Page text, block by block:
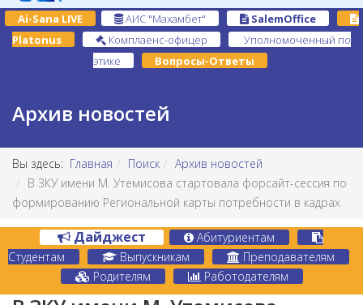
Ai-Sana LIVE АИС "Махамбет"
SalemOffice
Platonus
Комплаенс-офицер
Уполномоченный по
этике
Вопросы-Ответы
Архив новостей
Вы здесь: Главная Поиск
Архив новостей
В ЗКУ имени М. Утемисова стартовала форсайт-сессия по
формированию Региональной карты потребности в кадрах
Дайджест
Абитуриентам
Студентам
Выпускникам
Преподавателям
Родителям
Работодателям